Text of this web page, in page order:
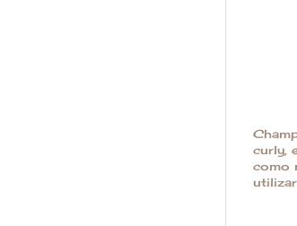
curly,
como